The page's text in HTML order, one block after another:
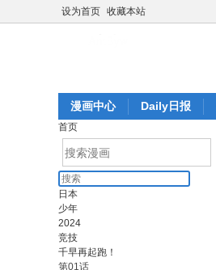
设为首页 收藏本站
漫画中心 Daily日报
首页
日本
少年
2024
竞技
千早再起跑！
第01话